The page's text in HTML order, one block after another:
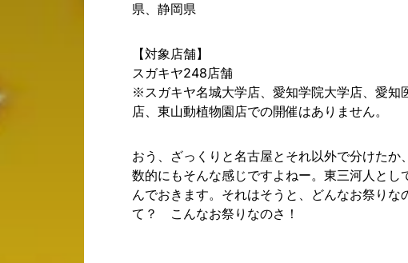
県、静岡県
【対象店舗】
スガキヤ248店舗
※スガキヤ名城大学店、愛知学院大学店、愛知
店、東山動植物園店での開催はありません。
おう、ざっくりと名古屋とそれ以外で分けたか
数的にもそんな感じですよねー。東三河人と
んでおきます。それはそうと、どんなお祭り
て？ こんなお祭りなのさ！